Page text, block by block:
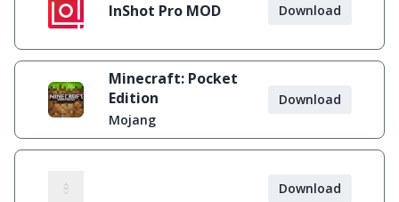
InShot Pro MOD Download
Minecraft: Pocket
Edition
Mojang
Download
Download